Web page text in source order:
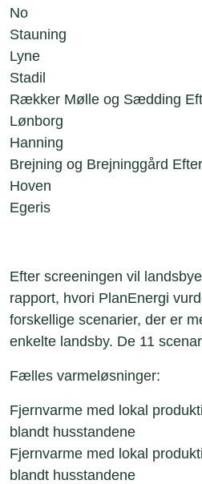
No
Stauning
Lyne
Stadil
Rækker Mølle og Sædding
Lønborg
Hanning
Brejning og Brejninggård
Hoven
Egeris
Efter screeningen vil
rapport, hvori PlanEnergi
forskellige scenarier, der er
enkelte landsby. De 11
Fælles varmeløsninger:
Fjernvarme med lokal
blandt husstandene
Fjernvarme med lokal
blandt husstandene